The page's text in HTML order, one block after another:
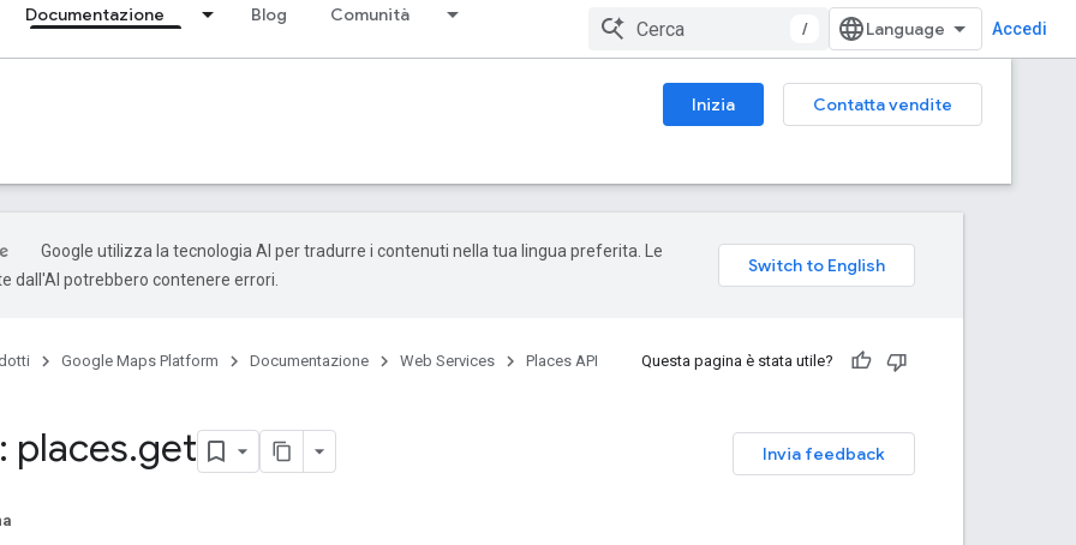
Documentazione Blog Comunità
/ Accedi
Inizia
Contatta vendite
Google utilizza la tecnologia AI per tradurre i contenuti nella tua lingua preferita. Le
dall'AI potrebbero contenere errori.
Google Maps Platform Documentazione Web Services
Places API
Questa pagina è stata utile?
Invia feedback
places.get